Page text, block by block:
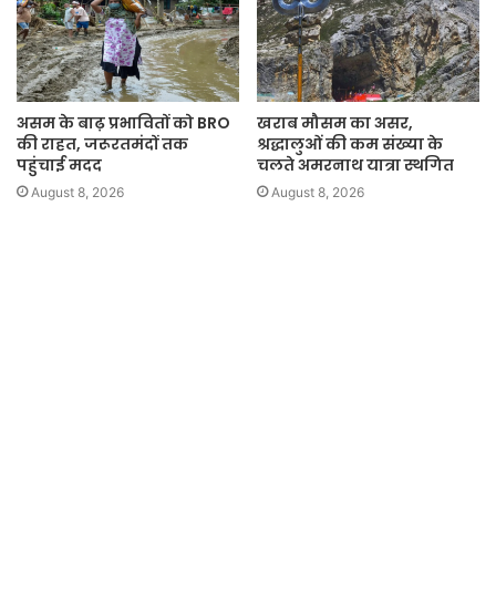
असम के बाढ़ प्रभावितों को BRO
की राहत, जरूरतमंदों तक
पहुंचाई मदद
August 8, 2026
खराब मौसम का असर,
श्रद्धालुओं की कम संख्या के
चलते अमरनाथ यात्रा स्थगित
August 8, 2026